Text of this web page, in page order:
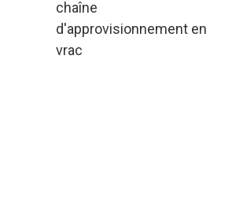
chaîne
d'approvisionnement en
vrac